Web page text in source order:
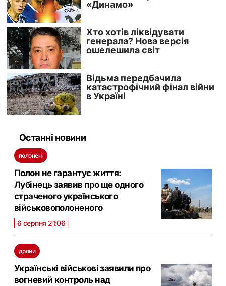
Останні новини
полонені
Полон не гарантує життя:
Лубінець заявив про ще одного
страченого українського
військовополоненого
6 серпня 21:06
дрони
Українські військові заявили про
вогневий контроль над